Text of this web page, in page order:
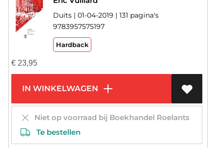
Duits | 01-04-2019 | 131 pagina's
9783957575197
Hardback
€23,95
IN WINKELWAGEN
Niet op voorraad bij Boekhandel Roelants
Te bestellen